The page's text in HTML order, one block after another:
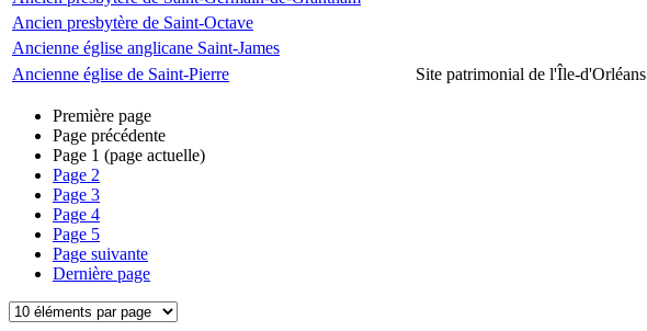
Ancien presbytère de Saint-Octave
Ancienne église anglicane Saint-James
Ancienne église de Saint-Pierre
Site patrimonial de l'Île-d'Orléans
Première page
Page précédente
Page 1 (page actuelle)
Page 2
Page 3
Page 4
Page 5
Page suivante
Dernière page